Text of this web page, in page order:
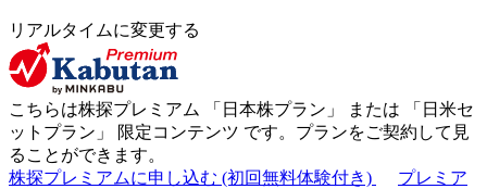
リアルタイムに変更する
こちらは株探プレミアム 「 日本株プラン 」 または 「 日米セ
ットプラン 」 限定コンテンツ です。プランをご契約して見
ることができます。
株探プレミアムに申し込む (初回無料体験付き)
プレミア